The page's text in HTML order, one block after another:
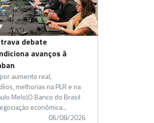
debate
avanços à
aumento real,
melhorias na PLR e na
Melo)O Banco do Brasil
econômica...
06/08/2026